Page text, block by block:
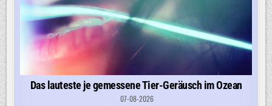
Das lauteste je gemessene Tier-Geräusch im Ozean
07-08-2026